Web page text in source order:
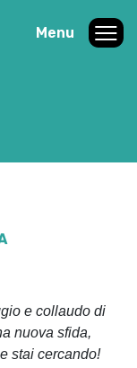
Menu
e collaudo di
nuova sfida,
stai cercando!